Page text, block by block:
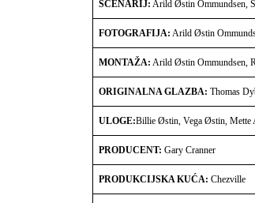
SCENARIJ: Arild Østin Ommundsen,
FOTOGRAFIJA: Arild Østin
MONTAŽA: Arild Østin Ommundsen,
ORIGINALNA GLAZBA: Thomas
ULOGE:Billie Østin, Vega Østin, Mette
PRODUCENT: Gary Cranner
PRODUKCIJSKA KUĆA: Chezville